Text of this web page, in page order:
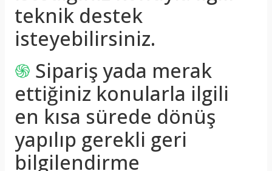
teknik destek
isteyebilirsiniz.
֍ Sipariş yada merak
ettiğiniz konularla ilgili
en kısa sürede dönüş
yapılıp gerekli geri
bilgilendirme